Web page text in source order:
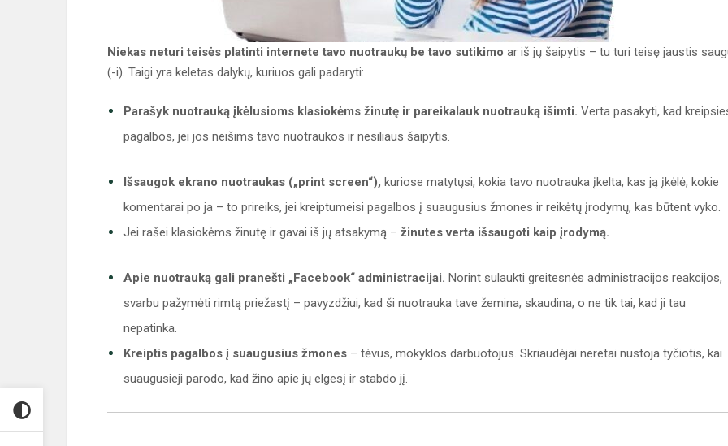
Niekas neturi teisės platinti internete tavo nuotraukų be tavo sutikimo ar iš jų šaipytis – tu turi teisę jaustis
(-i). Taigi yra keletas dalykų, kuriuos gali padaryti:
Parašyk nuotrauką įkėlusioms klasiokėms žinutę ir pareikalauk nuotrauką išimti. Verta pasakyti, kad
pagalbos, jei jos neišims tavo nuotraukos ir nesiliaus šaipytis.
Išsaugok ekrano nuotraukas („print screen“), kuriose matytųsi, kokia tavo nuotrauka įkelta, kas ją įkėlė, kokie
komentarai po ja – to prireiks, jei kreiptumeisi pagalbos į suaugusius žmones ir reikėtų įrodymų, kas būtent vyko.
Jei rašei klasiokėms žinutę ir gavai iš jų atsakymą – žinutes verta išsaugoti kaip įrodymą.
Apie nuotrauką gali pranešti „Facebook“ administracijai. Norint sulaukti greitesnės administracijos reakcijos,
svarbu pažymėti rimtą priežastį – pavyzdžiui, kad ši nuotrauka tave žemina, skaudina, o ne tik tai, kad ji tau
nepatinka.
Kreiptis pagalbos į suaugusius žmones – tėvus, mokyklos darbuotojus. Skriaudėjai neretai nustoja tyčiotis, kai
suaugusieji parodo, kad žino apie jų elgesį ir stabdo jį.